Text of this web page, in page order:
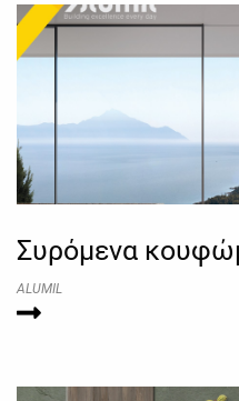
Συρόμενα
ALUMIL